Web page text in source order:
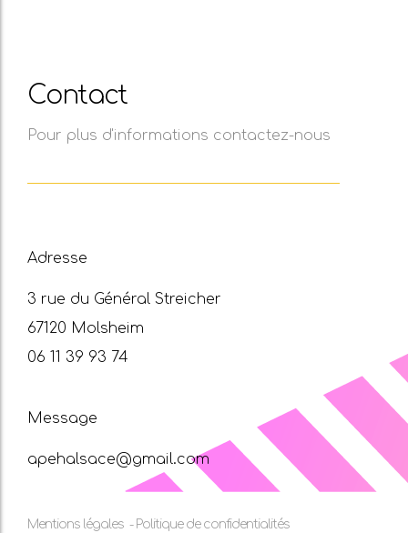
Contact
Pour plus d'informations contactez-nous
Adresse
3 rue du Général Streicher
67120 Molsheim
06 11 39 93 74
Message
apehalsace@gmail.com
Mentions légales - Politique de confidentialités